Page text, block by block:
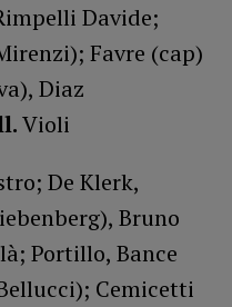
Davide;
Favre (cap)
Diaz
Violi
De Klerk,
Bruno
Portillo, Bance
Cemicetti